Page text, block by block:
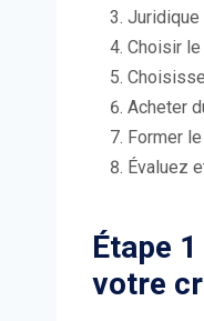
Juridique
Choisir
Acheter
Former
Évaluez
Étape
votre